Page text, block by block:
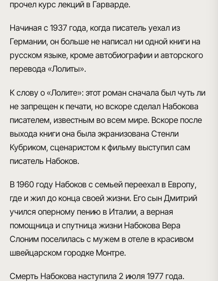
прочел курс лекций в Гарварде.
Начиная с 1937 года, когда писатель уехал из
Германии, он больше не написал ни одной книги на
русском языке, кроме автобиографии и авторского
перевода «Лолиты».
К слову о «Лолите»: этот роман сначала был чуть ли
не запрещен к печати, но вскоре сделал Набокова
писателем, известным во всем мире. Вскоре после
выхода книги она была экранизована Стенли
Кубриком, сценаристом к фильму выступил сам
писатель Набоков.
В 1960 году Набоков с семьей переехал в Европу,
где и жил до конца своей жизни. Его сын Дмитрий
учился оперному пению в Италии, а верная
помощница и спутница жизни Набокова Вера
Слоним поселилась с мужем в отеле в красивом
швейцарском городке Монтре.
Смерть Набокова наступила 2 июля 1977 года.